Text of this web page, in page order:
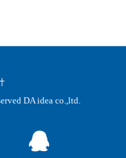
DA idea co.,ltd.